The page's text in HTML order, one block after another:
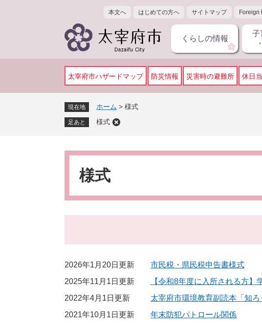
本文へ はじめての方へ サイトマップ Foreign
くらしの情報
子
太宰府市ハザードマップ 防災情報 災害時の避難所 休日
現在地 ホーム > 様式
足あと 様式
本
様式
2026年1月20日更新
市民税・県民税申告書様式
2025年11月1日更新
【令和8年度に入所される方】
2022年4月1日更新
太宰府市環境教育副読本「知
2021年10月1日更新
年末防犯パトロール関係